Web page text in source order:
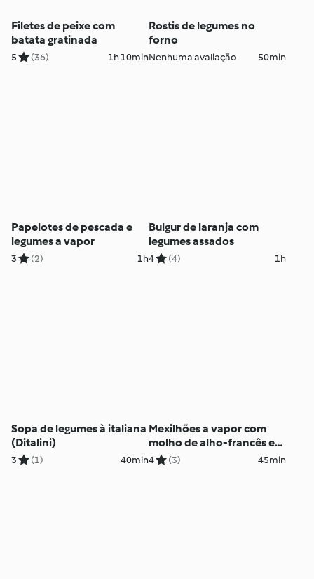
Filetes de peixe com
batata gratinada
5 (36) 1h 10min
Rostis de legumes no
forno
Nenhuma avaliação 50min
Papelotes de pescada e
legumes a vapor
3 (2) 1h
Bulgur de laranja com
legumes assados
4 (4) 1h
Sopa de legumes à italiana
(Ditalini)
3 (1) 40min
Mexilhões a vapor com
molho de alho-francês e
coco
4 (3) 45min